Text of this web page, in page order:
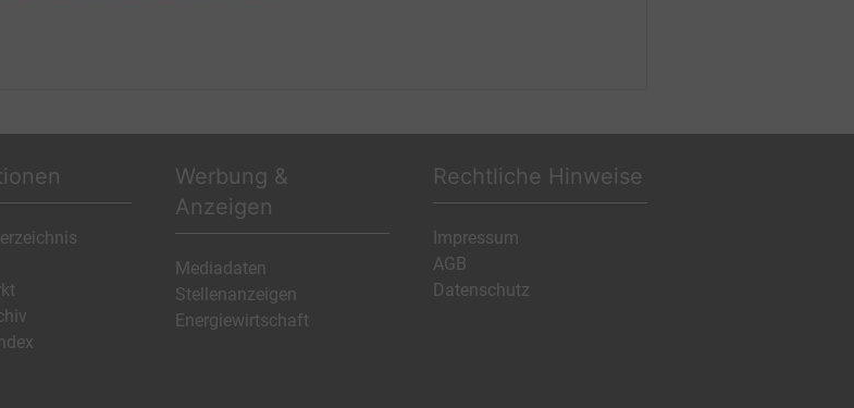
Werbung &
Anzeigen
Mediadaten
Stellenanzeigen
Energiewirtschaft
Rechtliche Hinweise
Impressum
AGB
Datenschutz